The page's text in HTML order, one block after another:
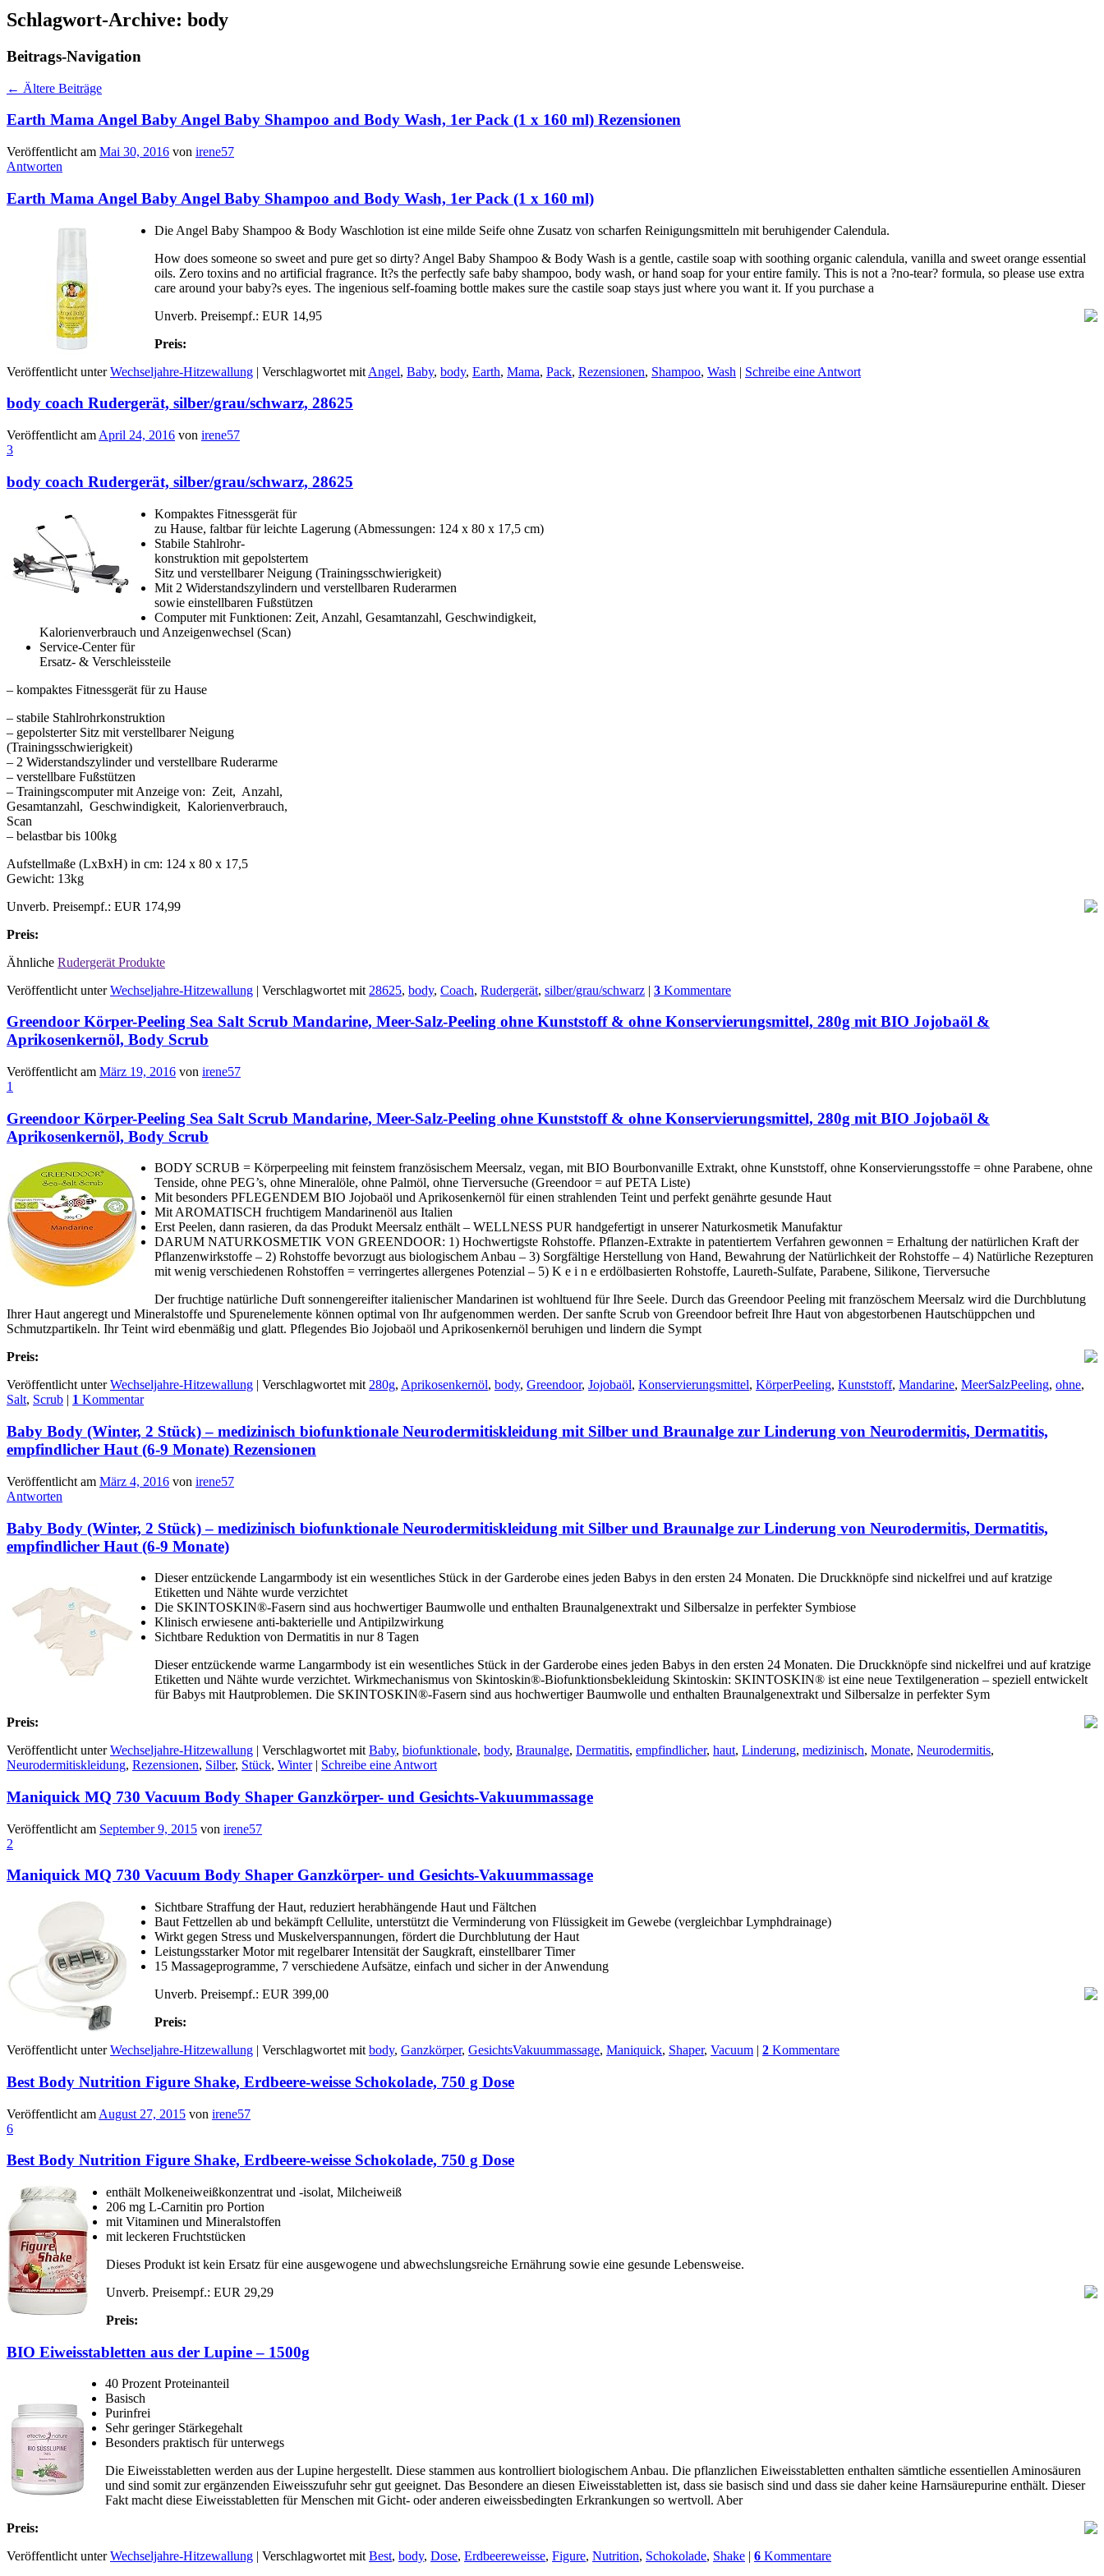
Schlagwort-Archive: body
Beitrags-Navigation
← Ältere Beiträge
Earth Mama Angel Baby Angel Baby Shampoo and Body Wash, 1er Pack (1 x 160 ml) Rezensionen
Veröffentlicht am Mai 30, 2016 von irene57
Antworten
Earth Mama Angel Baby Angel Baby Shampoo and Body Wash, 1er Pack (1 x 160 ml)
Die Angel Baby Shampoo & Body Waschlotion ist eine milde Seife ohne Zusatz von scharfen Reinigungsmitteln mit beruhigender Calendula.
How does someone so sweet and pure get so dirty? Angel Baby Shampoo & Body Wash is a gentle, castile soap with soothing organic calendula, vanilla and sweet orange essential
oils. Zero toxins and no artificial fragrance. It?s the perfectly safe baby shampoo, body wash, or hand soap for your entire family. This is not a ?no-tear? formula, so please use extra
care around your baby?s eyes. The ingenious self-foaming bottle makes sure the castile soap stays just where you want it. If you purchase a
Unverb. Preisempf.: EUR 14,95
Preis:
Veröffentlicht unter Wechseljahre-Hitzewallung | Verschlagwortet mit Angel, Baby, body, Earth, Mama, Pack, Rezensionen, Shampoo, Wash | Schreibe eine Antwort
body coach Rudergerät, silber/grau/schwarz, 28625
Veröffentlicht am April 24, 2016 von irene57
3
body coach Rudergerät, silber/grau/schwarz, 28625
Kompaktes Fitnessgerät für
zu Hause, faltbar für leichte Lagerung (Abmessungen: 124 x 80 x 17,5 cm)
Stabile Stahlrohr-
konstruktion mit gepolstertem
Sitz und verstellbarer Neigung (Trainingsschwierigkeit)
Mit 2 Widerstandszylindern und verstellbaren Ruderarmen
sowie einstellbaren Fußstützen
Computer mit Funktionen: Zeit, Anzahl, Gesamtanzahl, Geschwindigkeit,
Kalorienverbrauch und Anzeigenwechsel (Scan)
Service-Center für
Ersatz- & Verschleissteile
– kompaktes Fitnessgerät für zu Hause
– stabile Stahlrohrkonstruktion
– gepolsterter Sitz mit verstellbarer Neigung
(Trainingsschwierigkeit)
– 2 Widerstandszylinder und verstellbare Ruderarme
– verstellbare Fußstützen
– Trainingscomputer mit Anzeige von: Zeit, Anzahl,
Gesamtanzahl, Geschwindigkeit, Kalorienverbrauch,
Scan
– belastbar bis 100kg
Aufstellmaße (LxBxH) in cm: 124 x 80 x 17,5
Gewicht: 13kg
Unverb. Preisempf.: EUR 174,99
Preis:
Ähnliche Rudergerät Produkte
Veröffentlicht unter Wechseljahre-Hitzewallung | Verschlagwortet mit 28625, body, Coach, Rudergerät, silber/grau/schwarz | 3 Kommentare
Greendoor Körper-Peeling Sea Salt Scrub Mandarine, Meer-Salz-Peeling ohne Kunststoff & ohne Konservierungsmittel, 280g mit BIO Jojobaöl &
Aprikosenkernöl, Body Scrub
Veröffentlicht am März 19, 2016 von irene57
1
Greendoor Körper-Peeling Sea Salt Scrub Mandarine, Meer-Salz-Peeling ohne Kunststoff & ohne Konservierungsmittel, 280g mit BIO Jojobaöl &
Aprikosenkernöl, Body Scrub
BODY SCRUB = Körperpeeling mit feinstem französischem Meersalz, vegan, mit BIO Bourbonvanille Extrakt, ohne Kunststoff, ohne Konservierungsstoffe = ohne Parabene, ohne
Tenside, ohne PEG’s, ohne Mineralöle, ohne Palmöl, ohne Tierversuche (Greendoor = auf PETA Liste)
Mit besonders PFLEGENDEM BIO Jojobaöl und Aprikosenkernöl für einen strahlenden Teint und perfekt genährte gesunde Haut
Mit AROMATISCH fruchtigem Mandarinenöl aus Italien
Erst Peelen, dann rasieren, da das Produkt Meersalz enthält – WELLNESS PUR handgefertigt in unserer Naturkosmetik Manufaktur
DARUM NATURKOSMETIK VON GREENDOOR: 1) Hochwertigste Rohstoffe. Pflanzen-Extrakte in patentiertem Verfahren gewonnen = Erhaltung der natürlichen Kraft der
Pflanzenwirkstoffe – 2) Rohstoffe bevorzugt aus biologischem Anbau – 3) Sorgfältige Herstellung von Hand, Bewahrung der Natürlichkeit der Rohstoffe – 4) Natürliche Rezepturen
mit wenig verschiedenen Rohstoffen = verringertes allergenes Potenzial – 5) K e i n e erdölbasierten Rohstoffe, Laureth-Sulfate, Parabene, Silikone, Tierversuche
Der fruchtige natürliche Duft sonnengereifter italienischer Mandarinen ist wohltuend für Ihre Seele. Durch das Greendoor Peeling mit französchem Meersalz wird die Durchblutung
Ihrer Haut angeregt und Mineralstoffe und Spurenelemente können optimal von Ihr aufgenommen werden. Der sanfte Scrub von Greendoor befreit Ihre Haut von abgestorbenen Hautschüppchen und
Schmutzpartikeln. Ihr Teint wird ebenmäßig und glatt. Pflegendes Bio Jojobaöl und Aprikosenkernöl beruhigen und lindern die Sympt
Preis:
Veröffentlicht unter Wechseljahre-Hitzewallung | Verschlagwortet mit 280g, Aprikosenkernöl, body, Greendoor, Jojobaöl, Konservierungsmittel, KörperPeeling, Kunststoff, Mandarine, MeerSalzPeeling, ohne,
Salt, Scrub | 1 Kommentar
Baby Body (Winter, 2 Stück) – medizinisch biofunktionale Neurodermitiskleidung mit Silber und Braunalge zur Linderung von Neurodermitis, Dermatitis,
empfindlicher Haut (6-9 Monate) Rezensionen
Veröffentlicht am März 4, 2016 von irene57
Antworten
Baby Body (Winter, 2 Stück) – medizinisch biofunktionale Neurodermitiskleidung mit Silber und Braunalge zur Linderung von Neurodermitis, Dermatitis,
empfindlicher Haut (6-9 Monate)
Dieser entzückende Langarmbody ist ein wesentliches Stück in der Garderobe eines jeden Babys in den ersten 24 Monaten. Die Druckknöpfe sind nickelfrei und auf kratzige
Etiketten und Nähte wurde verzichtet
Die SKINTOSKIN®-Fasern sind aus hochwertiger Baumwolle und enthalten Braunalgenextrakt und Silbersalze in perfekter Symbiose
Klinisch erwiesene anti-bakterielle und Antipilzwirkung
Sichtbare Reduktion von Dermatitis in nur 8 Tagen
Dieser entzückende warme Langarmbody ist ein wesentliches Stück in der Garderobe eines jeden Babys in den ersten 24 Monaten. Die Druckknöpfe sind nickelfrei und auf kratzige
Etiketten und Nähte wurde verzichtet. Wirkmechanismus von Skintoskin®-Biofunktionsbekleidung Skintoskin: SKINTOSKIN® ist eine neue Textilgeneration – speziell entwickelt
für Babys mit Hautproblemen. Die SKINTOSKIN®-Fasern sind aus hochwertiger Baumwolle und enthalten Braunalgenextrakt und Silbersalze in perfekter Sym
Preis:
Veröffentlicht unter Wechseljahre-Hitzewallung | Verschlagwortet mit Baby, biofunktionale, body, Braunalge, Dermatitis, empfindlicher, haut, Linderung, medizinisch, Monate, Neurodermitis,
Neurodermitiskleidung, Rezensionen, Silber, Stück, Winter | Schreibe eine Antwort
Maniquick MQ 730 Vacuum Body Shaper Ganzkörper- und Gesichts-Vakuummassage
Veröffentlicht am September 9, 2015 von irene57
2
Maniquick MQ 730 Vacuum Body Shaper Ganzkörper- und Gesichts-Vakuummassage
Sichtbare Straffung der Haut, reduziert herabhängende Haut und Fältchen
Baut Fettzellen ab und bekämpft Cellulite, unterstützt die Verminderung von Flüssigkeit im Gewebe (vergleichbar Lymphdrainage)
Wirkt gegen Stress und Muskelverspannungen, fördert die Durchblutung der Haut
Leistungsstarker Motor mit regelbarer Intensität der Saugkraft, einstellbarer Timer
15 Massageprogramme, 7 verschiedene Aufsätze, einfach und sicher in der Anwendung
Unverb. Preisempf.: EUR 399,00
Preis:
Veröffentlicht unter Wechseljahre-Hitzewallung | Verschlagwortet mit body, Ganzkörper, GesichtsVakuummassage, Maniquick, Shaper, Vacuum | 2 Kommentare
Best Body Nutrition Figure Shake, Erdbeere-weisse Schokolade, 750 g Dose
Veröffentlicht am August 27, 2015 von irene57
6
Best Body Nutrition Figure Shake, Erdbeere-weisse Schokolade, 750 g Dose
enthält Molkeneiweißkonzentrat und -isolat, Milcheiweiß
206 mg L-Carnitin pro Portion
mit Vitaminen und Mineralstoffen
mit leckeren Fruchtstücken
Dieses Produkt ist kein Ersatz für eine ausgewogene und abwechslungsreiche Ernährung sowie eine gesunde Lebensweise.
Unverb. Preisempf.: EUR 29,29
Preis:
BIO Eiweisstabletten aus der Lupine – 1500g
40 Prozent Proteinanteil
Basisch
Purinfrei
Sehr geringer Stärkegehalt
Besonders praktisch für unterwegs
Die Eiweisstabletten werden aus der Lupine hergestellt. Diese stammen aus kontrolliert biologischem Anbau. Die pflanzlichen Eiweisstabletten enthalten sämtliche essentiellen Aminosäuren
und sind somit zur ergänzenden Eiweisszufuhr sehr gut geeignet. Das Besondere an diesen Eiweisstabletten ist, dass sie basisch sind und dass sie daher keine Harnsäurepurine enthält. Dieser
Fakt macht diese Eiweisstabletten für Menschen mit Gicht- oder anderen eiweissbedingten Erkrankungen so wertvoll. Aber
Preis:
Veröffentlicht unter Wechseljahre-Hitzewallung | Verschlagwortet mit Best, body, Dose, Erdbeereweisse, Figure, Nutrition, Schokolade, Shake | 6 Kommentare